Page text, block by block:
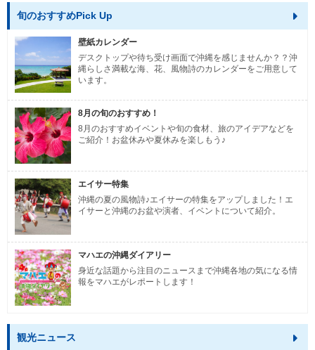
旬のおすすめPick Up
壁紙カレンダー
デスクトップや待ち受け画面で沖縄を感じませんか？？沖
縄らしさ満載な海、花、風物詩のカレンダーをご用意して
います。
8月の旬のおすすめ！
8月のおすすめイベントや旬の食材、旅のアイデアなどを
ご紹介！お盆休みや夏休みを楽しもう♪
エイサー特集
沖縄の夏の風物詩♪エイサーの特集をアップしました！エ
イサーと沖縄のお盆や演者、イベントについて紹介。
マハエの沖縄ダイアリー
身近な話題から注目のニュースまで沖縄各地の気になる情
報をマハエがレポートします！
観光ニュース